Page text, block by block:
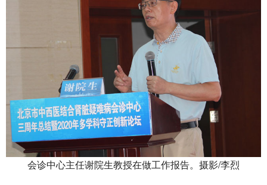
会诊中心主任谢院生教授在做工作报告。摄影/李烈